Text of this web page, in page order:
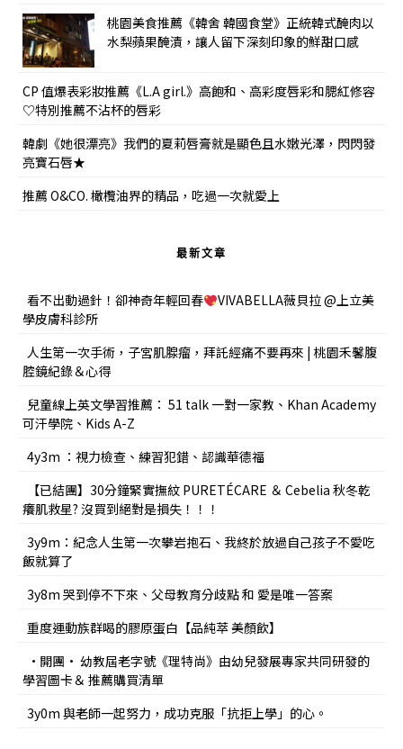
桃園美食推薦《韓舍 韓國食堂》正統韓式醃肉以
水梨蘋果醃漬，讓人留下深刻印象的鮮甜口感
CP 值爆表彩妝推薦《L.A girl.》高飽和、高彩度唇彩和腮紅修容
♡特別推薦不沾杯的唇彩
韓劇《她很漂亮》我們的夏莉唇膏就是顯色且水嫩光澤，閃閃發
亮寶石唇★
推薦 O&CO. 橄欖油界的精品，吃過一次就愛上
最新文章
看不出動過針！卻神奇年輕回春
VIVABELLA薇貝拉 @上立美
學皮膚科診所
人生第一次手術，子宮肌腺瘤，拜託經痛不要再來 | 桃園禾馨腹
腔鏡紀錄＆心得
兒童線上英文學習推薦： 51 talk 一對一家教、Khan Academy
可汗學院、Kids A-Z
4y3m ：視力檢查、練習犯錯、認識華德福
【已結團】30分鐘緊實撫紋 PURETÉCARE ＆ Cebelia 秋冬乾
癢肌救星? 沒買到絕對是損失！！！
3y9m：紀念人生第一次攀岩抱石、我終於放過自己孩子不愛吃
飯就算了
3y8m 哭到停不下來、父母教育分歧點 和 愛是唯一答案
重度運動族群喝的膠原蛋白【品純萃 美顏飲】
•開團• 幼教屆老字號《理特尚》由幼兒發展專家共同研發的
學習圖卡＆ 推薦購買清單
3y0m 與老師一起努力，成功克服「抗拒上學」的心。